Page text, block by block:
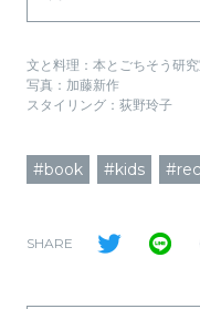
文と料理：本とごちそう研
写真：加藤新作
スタイリング：荻野玲子
#book #kids
SHARE